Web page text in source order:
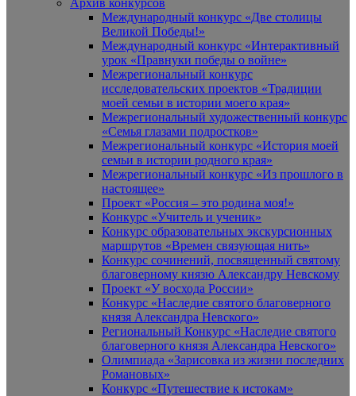
Архив конкурсов
Международный конкурс «Две столицы
Великой Победы!»
Международный конкурс «Интерактивный
урок «Правнуки победы о войне»
Межрегиональный конкурс
исследовательских проектов «Традиции
моей семьи в истории моего края»
Межрегиональный художественный конкурс
«Семья глазами подростков»
Межрегиональный конкурс «История моей
семьи в истории родного края»
Межрегиональный конкурс «Из прошлого в
настоящее»
Проект «Россия – это родина моя!»
Конкурс «Учитель и ученик»
Конкурс образовательных экскурсионных
маршрутов «Времен связующая нить»
Конкурс сочинений, посвященный святому
благоверному князю Александру Невскому
Проект «У восхода России»
Конкурс «Наследие святого благоверного
князя Александра Невского»
Региональный Конкурс «Наследие святого
благоверного князя Александра Невского»
Олимпиада «Зарисовка из жизни последних
Романовых»
Конкурс «Путешествие к истокам»